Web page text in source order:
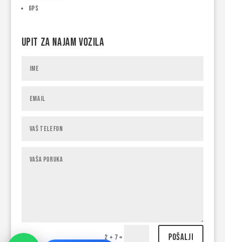
GPS
Upit za najam vozila
2 + 7 = Pošalji